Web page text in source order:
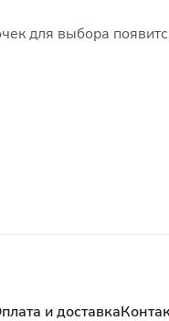
для выбора
и доставка